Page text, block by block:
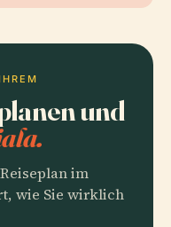
und
im
wie Sie wirklich